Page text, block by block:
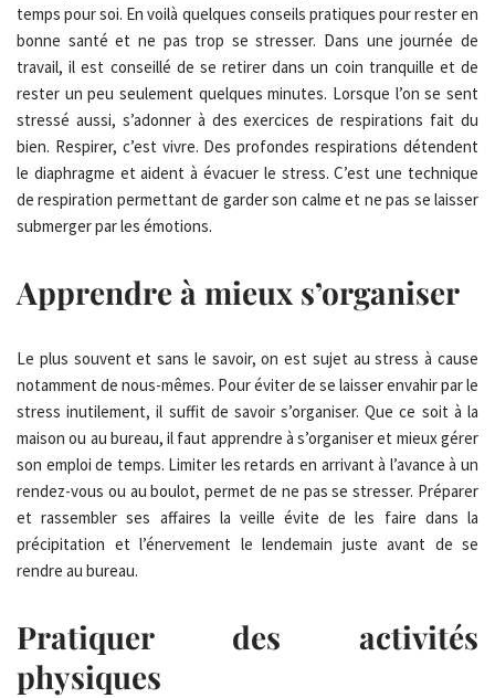
temps pour soi. En voilà quelques conseils pratiques pour rester en
bonne santé et ne pas trop se stresser. Dans une journée de
travail, il est conseillé de se retirer dans un coin tranquille et de
rester un peu seulement quelques minutes. Lorsque l’on se sent
stressé aussi, s’adonner à des exercices de respirations fait du
bien. Respirer, c’est vivre. Des profondes respirations détendent
le diaphragme et aident à évacuer le stress. C’est une technique
de respiration permettant de garder son calme et ne pas se laisser
submerger par les émotions.
Apprendre à mieux s’organiser
Le plus souvent et sans le savoir, on est sujet au stress à cause
notamment de nous-mêmes. Pour éviter de se laisser envahir par le
stress inutilement, il suffit de savoir s’organiser. Que ce soit à la
maison ou au bureau, il faut apprendre à s’organiser et mieux gérer
son emploi de temps. Limiter les retards en arrivant à l’avance à un
rendez-vous ou au boulot, permet de ne pas se stresser. Préparer
et rassembler ses affaires la veille évite de les faire dans la
précipitation et l’énervement le lendemain juste avant de se
rendre au bureau.
Pratiquer des activités
physiques